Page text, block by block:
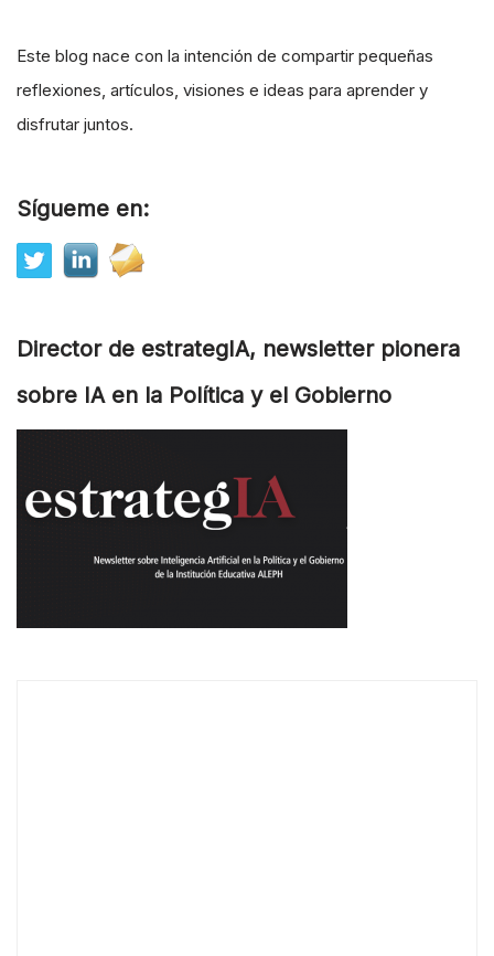
Este blog nace con la intención de compartir pequeñas
reflexiones, artículos, visiones e ideas para aprender y
disfrutar juntos.
Sígueme en:
Director de estrategIA, newsletter pionera
sobre IA en la Política y el Gobierno